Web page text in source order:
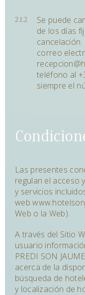
Se puede
de los días
correo
teléfono al
siempre el
Las presentes
regulan el acceso
y servicios
web
Web o la Web).
A través del Sitio
usuario
PREDI SON
acerca de la
búsqueda de
y localización de